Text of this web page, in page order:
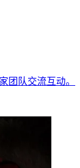
团队交流互动。